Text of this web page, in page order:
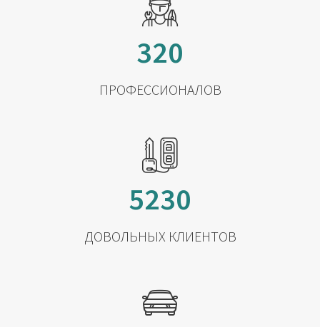
320
ПРОФЕССИОНАЛОВ
5230
ДОВОЛЬНЫХ КЛИЕНТОВ